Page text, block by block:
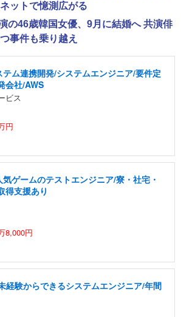
ットで憶測広がる
の46歳韓国女優、9月に結婚へ 共演俳
事件も乗り越え
ム連携開発/システムエンジニア/要件定
会社/AWS
ビス
円
ゲームのテストエンジニア/寮・社宅・
得支援あり
8,000円
経験からできるシステムエンジニア/年間